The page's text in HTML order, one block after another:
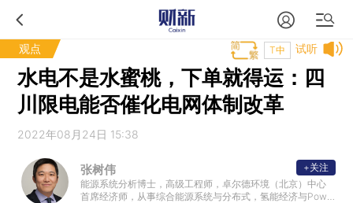
观点 试听
T中
水电不是水蜜桃，下单就得运：四
川限电能否催化电网体制改革
2022年08月24日 15:38
张树伟
能源系统分析博士，高级工程师，卓尔德环境（北京）中心
首席经济师，从事综合能源系统与分布式，氢能经济与Powe
+关注